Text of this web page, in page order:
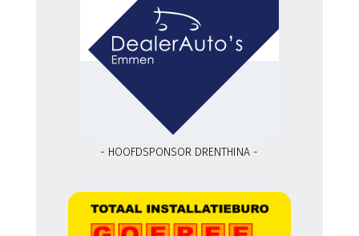
- HOOFDSPONSOR DRENTHINA -